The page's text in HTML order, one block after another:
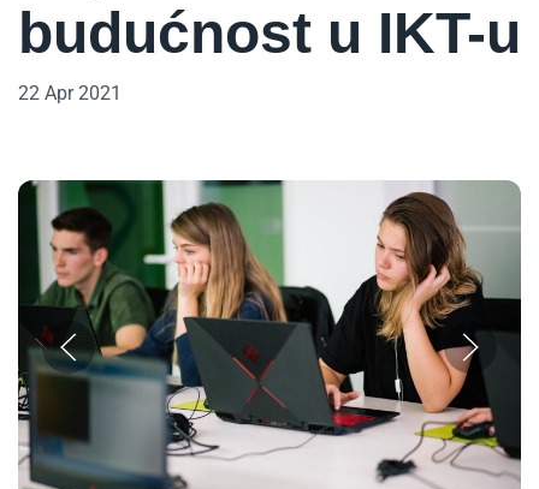
budućnost u IKT-u
22 Apr 2021